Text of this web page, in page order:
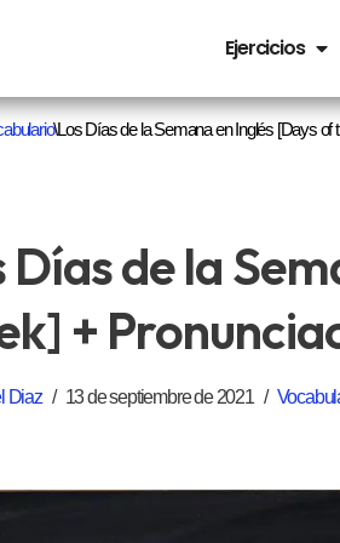
Ejercicios
\Los Días de la Semana en Inglés [Days of
Días de la
+
Diaz 13 de septiembre de 2021